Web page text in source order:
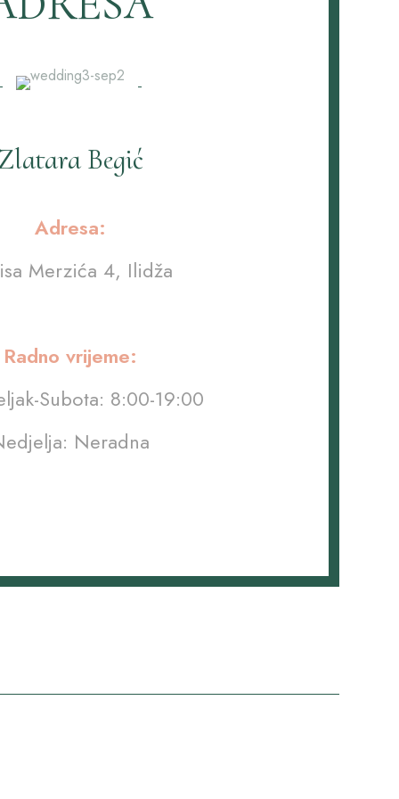
Begić
Adresa:
Merzića 4, Ilidža
Radno vrijeme:
Subota: 8:00-19:00
Neradna